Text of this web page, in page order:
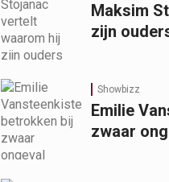
Maksim
zijn
Showbizz
Emilie
zwaar